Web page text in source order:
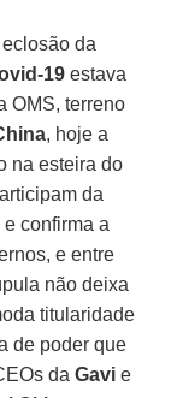
da
19 estava
OMS, terreno
, hoje a
na esteira do
da
confirma a
e entre
não deixa
titularidade
de poder que
daGavi e